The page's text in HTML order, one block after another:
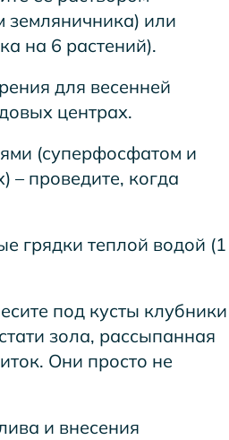
земляничника) или
на 6 растений).
для весенней
центрах.
(суперфосфатом и
– проведите, когда
грядки теплой водой (1
под кусты клубники
зола, рассыпанная
Они просто не
и внесения